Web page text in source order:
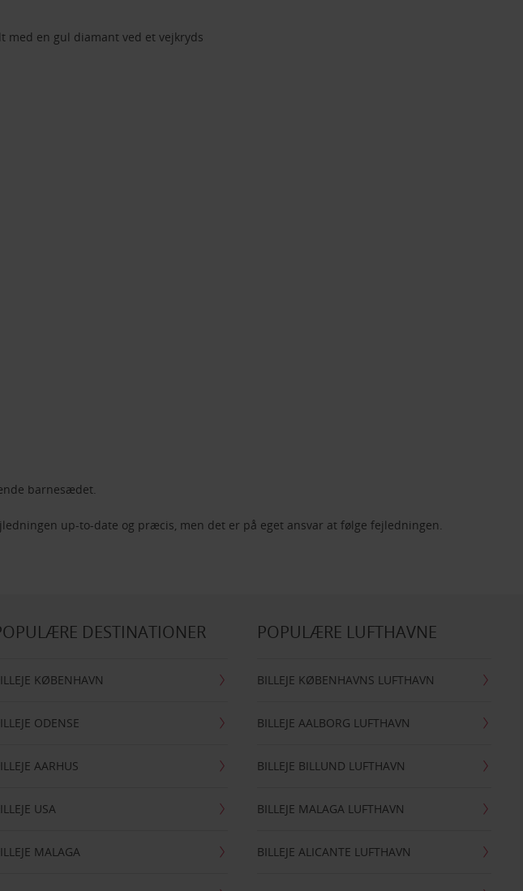
med en gul diamant ved et vejkryds
barnesædet.
up-to-date og præcis, men det er på eget ansvar at følge fejledningen.
DESTINATIONER
KØBENHAVN
ODENSE
AARHUS
USA
MALAGA
POPULÆRE LUFTHAVNE
BILLEJE KØBENHAVNS LUFTHAVN
BILLEJE AALBORG LUFTHAVN
BILLEJE BILLUND LUFTHAVN
BILLEJE MALAGA LUFTHAVN
BILLEJE ALICANTE LUFTHAVN